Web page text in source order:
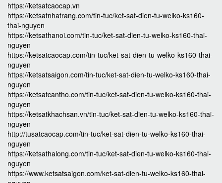
https://ketsatcaocap.vn
https://ketsatnhatrang.com/tin-tuc/ket-sat-dien-tu-welko-ks160-
thai-nguyen
https://ketsathanoi.com/tin-tuc/ket-sat-dien-tu-welko-ks160-thai-
nguyen
https://ketsatcaocap.com/tin-tuc/ket-sat-dien-tu-welko-ks160-thai-
nguyen
https://ketsatsaigon.com/tin-tuc/ket-sat-dien-tu-welko-ks160-thai-
nguyen
https://ketsatcantho.com/tin-tuc/ket-sat-dien-tu-welko-ks160-thai-
nguyen
https://ketsatkhachsan.vn/tin-tuc/ket-sat-dien-tu-welko-ks160-thai-
nguyen
http://tusatcaocap.com/tin-tuc/ket-sat-dien-tu-welko-ks160-thai-
nguyen
https://ketsathalong.com/tin-tuc/ket-sat-dien-tu-welko-ks160-thai-
nguyen
https://www.ketsatsaigon.com/ket-sat-dien-tu-welko-ks160-thai-